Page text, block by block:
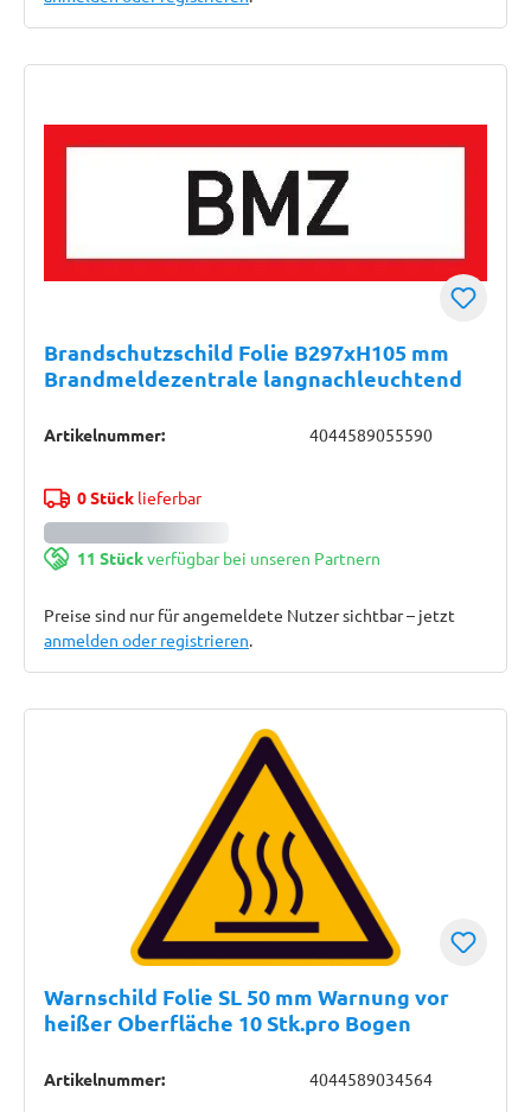
Brandschutzschild Folie B297xH105 mm
Brandmeldezentrale langnachleuchtend
Artikelnummer: 4044589055590
0 Stücklieferbar
11 Stückverfügbar bei unseren Partnern
Preise sind nur für angemeldete Nutzer sichtbar – jetzt
anmelden oder registrieren.
Warnschild Folie SL 50 mm Warnung vor
heißer Oberfläche 10 Stk.pro Bogen
Artikelnummer: 4044589034564